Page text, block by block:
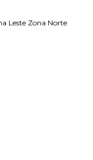
Leste Zona Norte